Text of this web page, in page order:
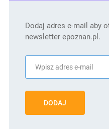
Dodaj adres e-mail aby
newsletter epoznan.pl.
DODAJ